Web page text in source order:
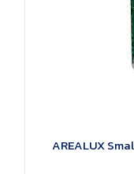
AREALUX